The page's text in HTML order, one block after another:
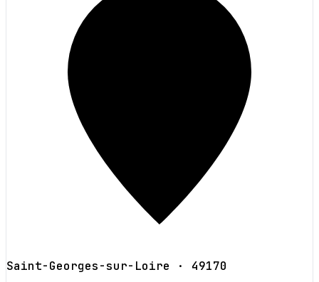
Saint-Georges-sur-Loire · 49170